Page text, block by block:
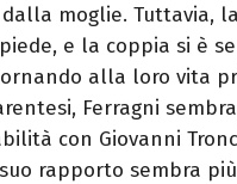
moglie. Tuttavia,
e la coppia si è
alla loro vita
Ferragni
con Giovanni
rapporto sembra